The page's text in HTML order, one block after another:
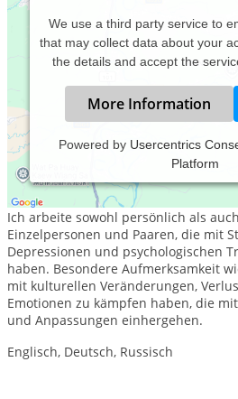
We use a third party service to
that may collect data about your
the details and accept the
More Information
Powered by Usercentrics
Platform
Psychotherapie, Beratung und
Einzelpersonen und Paare im
Ich arbeite sowohl persönlich als
Einzelpersonen und Paaren, die mit
Depressionen und psychologischen
haben. Besondere Aufmerksamkeit
mit kulturellen Veränderungen,
Emotionen zu kämpfen haben, die
und Anpassungen einhergehen.
Englisch, Deutsch, Russisch